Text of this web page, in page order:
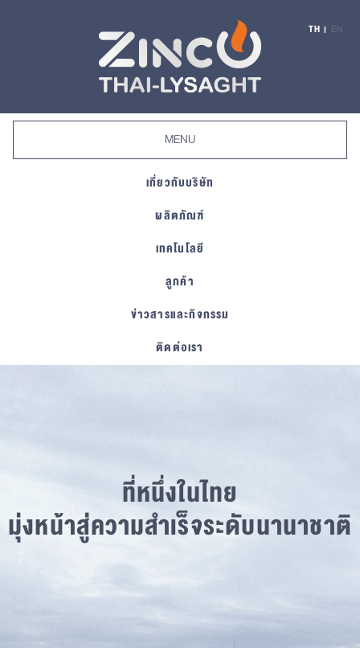
TH | EN
Toggle
navigation
MENU
เกี่ยวกับบริษัท
ผลิตภัณฑ์
เทคโนโลยี
ลูกค้า
ข่าวสารและกิจกรรม
ติดต่อเรา
ที่หนึ่งในไทย
มุ่งหน้าสู่ความสำเร็จระดับนานาชาติ